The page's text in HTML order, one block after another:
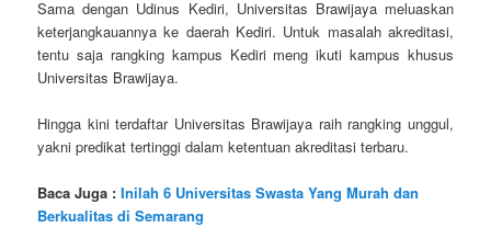
Sama dengan Udinus Kediri, Universitas Brawijaya meluaskan
keterjangkauannya ke daerah Kediri. Untuk masalah akreditasi,
tentu saja rangking kampus Kediri meng ikuti kampus khusus
Universitas Brawijaya.
Hingga kini terdaftar Universitas Brawijaya raih rangking unggul,
yakni predikat tertinggi dalam ketentuan akreditasi terbaru.
Baca Juga :Inilah 6 Universitas Swasta Yang Murah dan
Berkualitas di Semarang